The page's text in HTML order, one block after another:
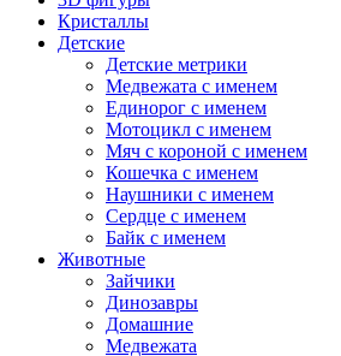
Кристаллы
Детские
Детские метрики
Медвежата с именем
Единорог с именем
Мотоцикл с именем
Мяч с короной с именем
Кошечка с именем
Наушники с именем
Сердце с именем
Байк с именем
Животные
Зайчики
Динозавры
Домашние
Медвежата